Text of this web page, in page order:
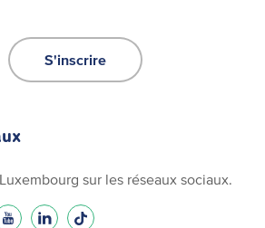
S'inscrire
sur les réseaux sociaux.